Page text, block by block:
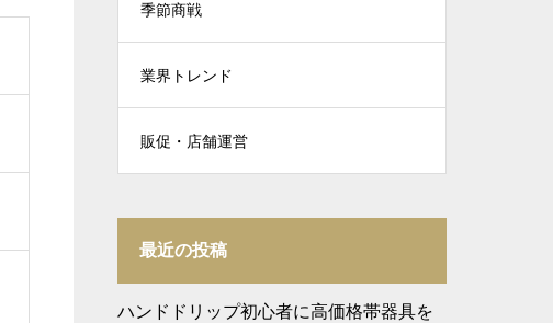
季節商戦
業界トレンド
販促・店舗運営
最近の投稿
ハンドドリップ初心者に高価格帯器具を